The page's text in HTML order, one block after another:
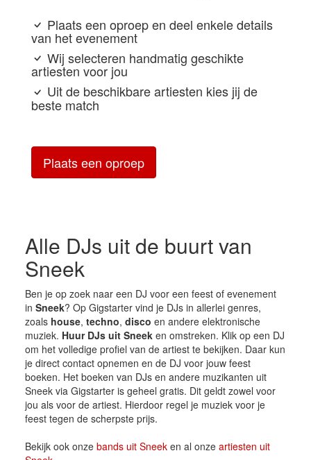
Plaats een oproep en deel enkele details
van het evenement
Wij selecteren handmatig geschikte
artiesten voor jou
Uit de beschikbare artiesten kies jij de
beste match
Plaats een oproep
Alle DJs uit de buurt van
Sneek
Ben je op zoek naar een DJ voor een feest of evenement
in Sneek? Op Gigstarter vind je DJs in allerlei genres,
zoals house, techno, disco en andere elektronische
muziek. Huur DJs uit Sneeken omstreken. Klik op een DJ
om het volledige profiel van de artiest te bekijken. Daar kun
je direct contact opnemen en de DJ voor jouw feest
boeken. Het boeken van DJs en andere muzikanten uit
Sneek via Gigstarter is geheel gratis. Dit geldt zowel voor
jou als voor de artiest. Hierdoor regel je muziek voor je
feest tegen de scherpste prijs.
Bekijk ook onze bands uit Sneeken al onze artiesten uit